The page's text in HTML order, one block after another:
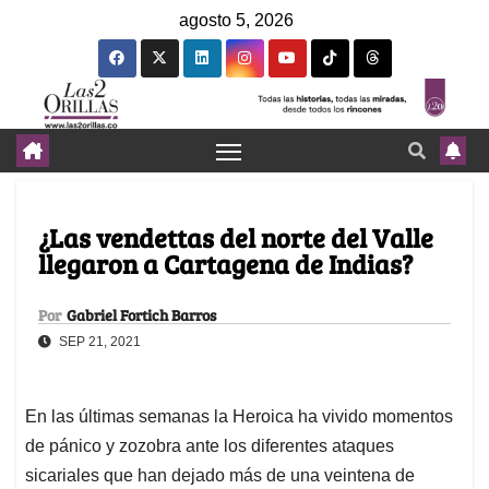
agosto 5, 2026
¿Las vendettas del norte del Valle
llegaron a Cartagena de Indias?
Por Gabriel Fortich Barros
SEP 21, 2021
En las últimas semanas la Heroica ha vivido momentos
de pánico y zozobra ante los diferentes ataques
sicariales que han dejado más de una veintena de